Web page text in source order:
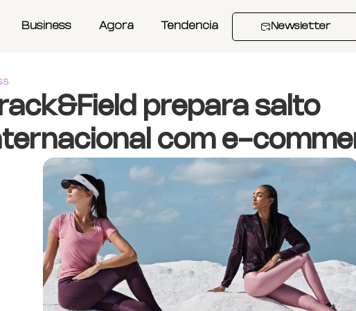
Business Agora Tendência Newsletter
prepara salto
com e-